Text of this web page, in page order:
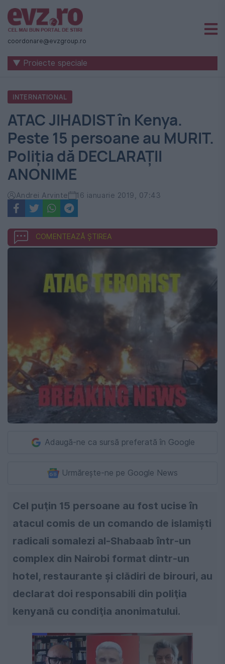
Știri
naționale
internaționale
România
-
Evenimentul
Zilei
coordonare@evzgroup.ro
▼ Proiecte speciale
INTERNATIONAL
ATAC JIHADIST în Kenya.
Peste 15 persoane au MURIT.
Poliția dă DECLARAȚII
ANONIME
Andrei Arvinte 16 ianuarie 2019, 07:43
COMENTEAZĂ ȘTIREA
Adaugă-ne ca sursă preferată în Google
Urmărește-ne pe Google News
Cel puţin 15 persoane au fost ucise în
atacul comis de un comando de islamişti
radicali somalezi al-Shabaab într-un
complex din Nairobi format dintr-un
hotel, restaurante şi clădiri de birouri, au
declarat doi responsabili din poliţia
kenyană cu condiţia anonimatului.